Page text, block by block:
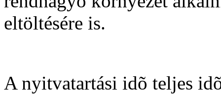
eltöltésére is.
A nyitvatartási idõ teljes